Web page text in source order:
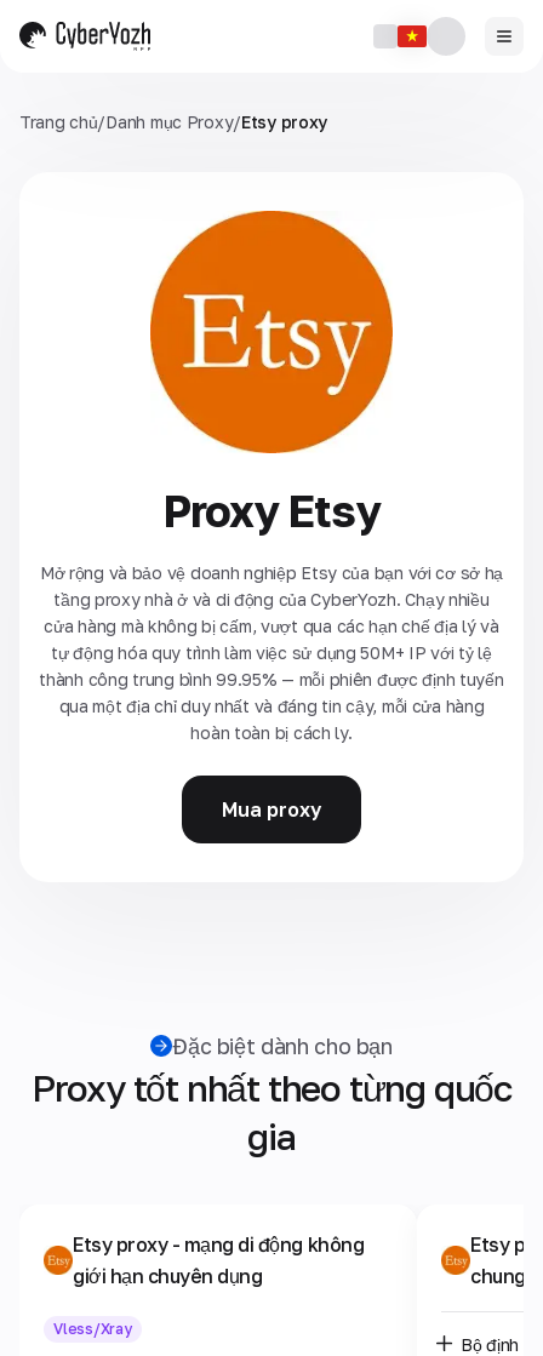
Trang chủ/Danh mục Proxy/Etsy proxy
Proxy Etsy
Mở rộng và bảo vệ doanh nghiệp Etsy của bạn với cơ sở hạ
tầng proxy nhà ở và di động của CyberYozh. Chạy nhiều
cửa hàng mà không bị cấm, vượt qua các hạn chế địa lý và
tự động hóa quy trình làm việc sử dụng 50M+ IP với tỷ lệ
thành công trung bình 99.95% — mỗi phiên được định tuyến
qua một địa chỉ duy nhất và đáng tin cậy, mỗi cửa hàng
hoàn toàn bị cách ly.
Mua proxy
Đặc biệt dành cho bạn
Proxy tốt nhất theo từng quốc
gia
Etsy proxy - mạng di động không
giới hạn chuyên dụng
Vless/Xray
Etsy
chung
Bộ định